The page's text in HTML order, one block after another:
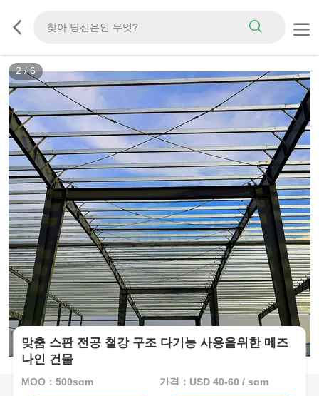
3/6
맞춤 스판 전공 철강 구조 다기능 사용을위한 메즈
나인 건물
MOQ：500sqm 가격：USD 40-60 / sqm